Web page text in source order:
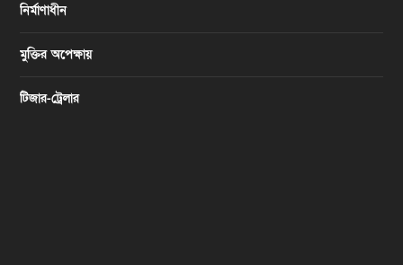
নির্মাণাধীন
মুক্তির অপেক্ষায়
টিজার-ট্রেলার